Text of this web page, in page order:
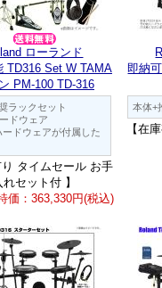
ローランド
TD316 Set W TAMA
PM-100 TD-316
ラックセット
ドウェア
ードウェアが付属した
り タイムセール お手
れセット付 】
価：363,330円(税込)
即納
本体+
【在